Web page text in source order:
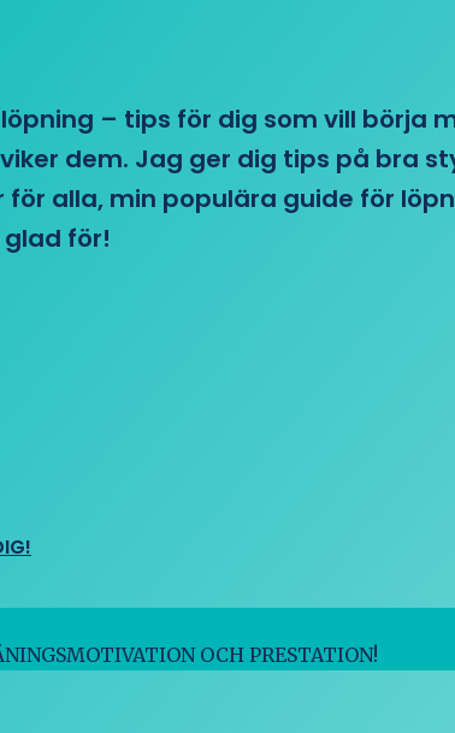
– tips för dig som vill börja
dem. Jag ger dig tips på bra
för alla, min populära guide för
för!
OCH PRESTATION!